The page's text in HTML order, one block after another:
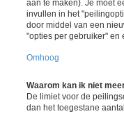
aan te maken). Je moet
invullen in het
door middel van een
"opties per gebruiker"
Omhoog
Waarom kan ik niet
De limiet voor de
dan het toegestane